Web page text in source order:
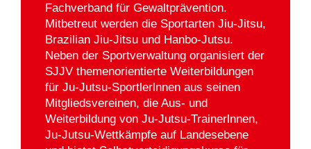
Fachverband für Gewaltprävention.
Mitbetreut werden die Sportarten Jiu-Jitsu,
Brazilian Jiu-Jitsu und Hanbo-Jutsu.
Neben der Sportverwaltung organisiert der
SJJV themenorientierte Weiterbildungen
für Ju-Jutsu-Sportlerlnnen aus seinen
Mitgliedsvereinen, die Aus- und
Weiterbildung von Ju-Jutsu-Trainerlnnen,
Ju-Jutsu-Wettkämpfe auf Landesebene